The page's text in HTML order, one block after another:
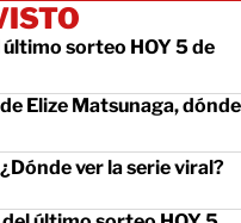
sorteo HOY 5 de
Elize Matsunaga, dónde
ver la serie viral?